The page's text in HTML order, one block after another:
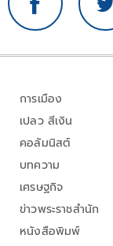
การเมือง
เปลว สีเงิน
คอลัมนิสต์
บทความ
เศรษฐกิจ
ข่าวพระราชสำนัก
หนังสือพิมพ์